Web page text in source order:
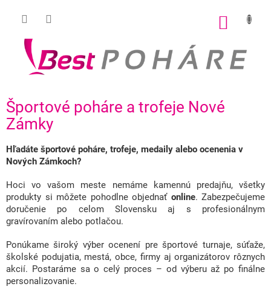
Športové poháre a trofeje Nové
Zámky
Hľadáte športové poháre, trofeje, medaily alebo ocenenia v
Nových Zámkoch?
Hoci vo vašom meste nemáme kamennú predajňu, všetky
produkty si môžete pohodlne objednať online. Zabezpečujeme
doručenie po celom Slovensku aj s profesionálnym
gravírovaním alebo potlačou.
Ponúkame široký výber ocenení pre športové turnaje, súťaže,
školské podujatia, mestá, obce, firmy aj organizátorov rôznych
akcií. Postaráme sa o celý proces – od výberu až po finálne
personalizovanie.